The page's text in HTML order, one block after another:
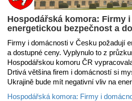
Hospodářská komora: Firmy
energetickou bezpečnost a
Firmy i domácnosti v Česku požadují
a dostupné ceny. Vyplynulo to z
Hospodářskou komoru ČR
Drtivá většina firem i domácností si
Ukrajině bude mít negativní vliv na
Hospodářská komora: Firmy i